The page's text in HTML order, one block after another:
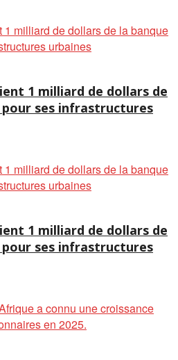
1 milliard de dollars de
pour ses infrastructures
1 milliard de dollars de
pour ses infrastructures